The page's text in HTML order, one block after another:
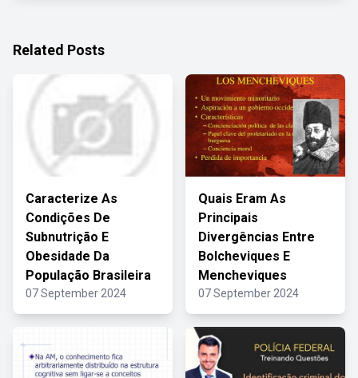
Related Posts
Caracterize As
Condições De
Subnutrição E
Obesidade Da
População Brasileira
07 September 2024
Quais Eram As
Principais
Divergências Entre
Bolcheviques E
Mencheviques
07 September 2024